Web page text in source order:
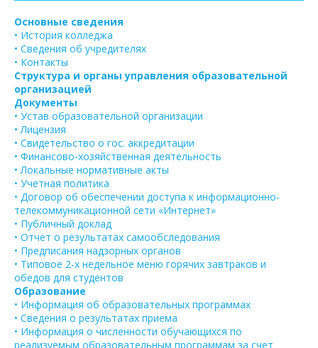
Основные сведения
• История колледжа
• Сведения об учредителях
• Контакты
Структура и органы управления образовательной
организацией
Документы
• Устав образовательной организации
• Лицензия
• Свидетельство о гос. аккредитации
• Финансово-хозяйственная деятельность
• Локальные нормативные акты
• Учетная политика
• Договор об обеспечении доступа к информационно-
телекоммуникационной сети «Интернет»
• Публичный доклад
• Отчет о результатах самообследования
• Предписания надзорных органов
• Типовое 2-х недельное меню горячих завтраков и
обедов для студентов
Образование
• Информация об образовательных программах
• Сведения о результатах приема
• Информация о численности обучающихся по
реализуемым образовательным программам за счет